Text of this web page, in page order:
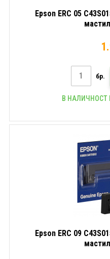
Epson ERC 05
бр.
В НАЛИЧНОСТ
Epson ERC 09